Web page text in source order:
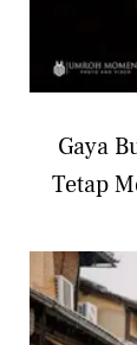
Gaya
Tetap